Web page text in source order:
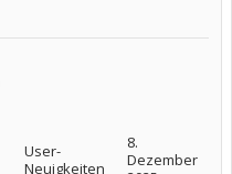
User-
Neuigkeiten
8.
Dezember